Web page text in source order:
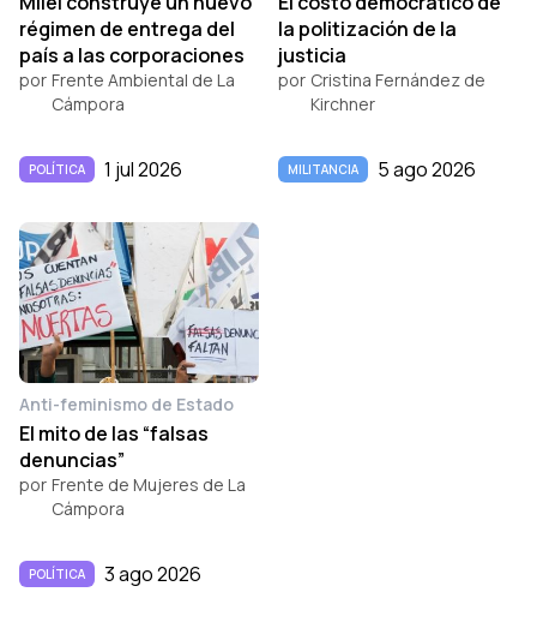
régimen de entrega del
país a las corporaciones
por Frente Ambiental de La
Cámpora
POLÍTICA 1 jul 2026
la politización de la
justicia
por Cristina Fernández de
Kirchner
MILITANCIA 5 ago 2026
Anti-feminismo de Estado
El mito de las “falsas
denuncias”
por Frente de Mujeres de La
Cámpora
POLÍTICA 3 ago 2026